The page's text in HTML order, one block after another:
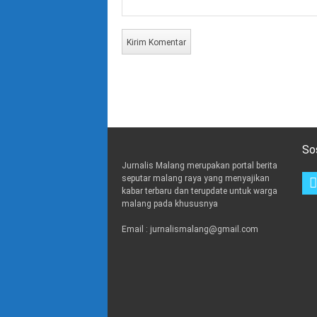
Jurnalis Malang merupakan portal berita
seputar malang raya yang menyajikan
kabar terbaru dan terupdate untuk warga
malang pada khususnya
Email : jurnalismalang@gmail.com